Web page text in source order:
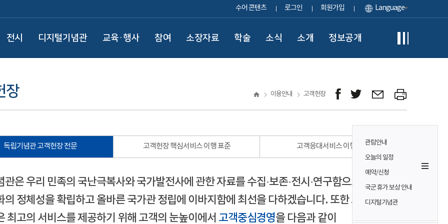
수어 콘텐츠 로그인 회원가입 Language
전시 디지털기념관 교육·행사 참여 소장자료 학술 소식 소개 정보공개
관람안내
오늘의 일정
예약/신청
국군 휴가 보상 안내
디지털기념관
장 이용안내 고객헌장
독립기념관 고객헌장 전문 고객헌장 핵심서비스 이행 표준 고객응대서비스 이행 표준
관은 우리 민족의 국난극복사와 국가발전사에 관한 자료를 수집·보존·전시·연구함으로써
의 정체성을 확립하고 올바른 국가관 정립에 이바지함에 최선을 다하겠습니다. 또한 모든
최고의 서비스를 제공하기 위해 고객의 눈높이에서 고객중심경영을 다음과 같이